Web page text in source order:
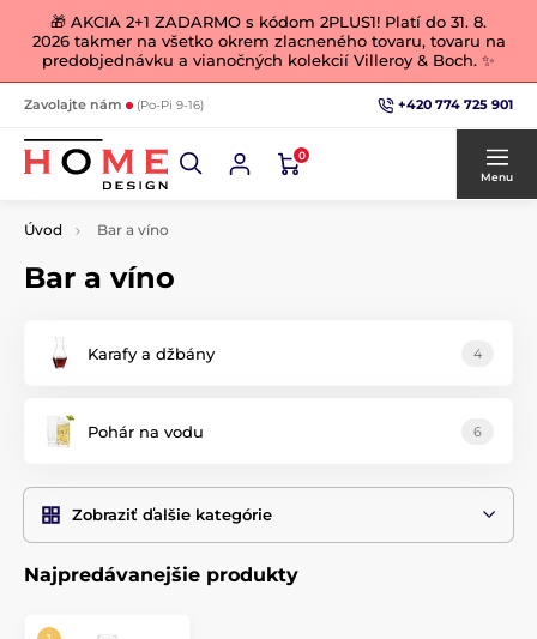
🎁 AKCIA 2+1 ZADARMO s kódom 2PLUS1! Platí do 31. 8.
2026 takmer na všetko okrem zlacneného tovaru, tovaru na
predobjednávku a vianočných kolekcií Villeroy & Boch. ✨
Zavolajte nám (Po-Pi 9-16) +420 774 725 901
0
Menu
Úvod Bar a víno
Bar a víno
Karafy a džbány 4
Pohár na vodu 6
Zobraziť ďalšie kategórie
Najpredávanejšie produkty